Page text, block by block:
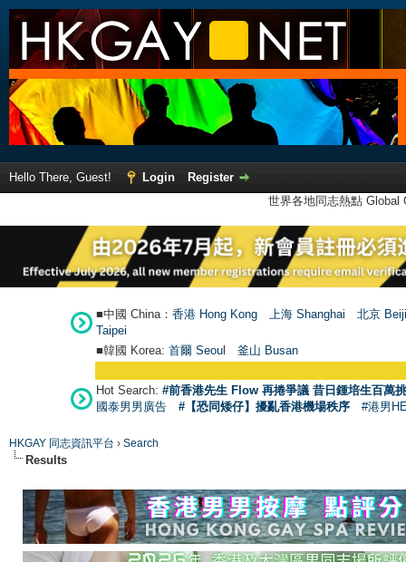
Hello There, Guest! Login
Register
世界各地同志熱點
■中國 China： 香港 Hong Kong 上海 Shanghai
北京
Taipei
■韓國 Korea: 首爾 Seoul 釜山 Busan
Hot Search: #前香港先生 Flow 再捲爭議 昔日鍾培生百萬
國泰男男廣告
#【恐同矮仔】擾亂香港機場秩序 #港男
HKGAY 同志資訊平台 › Search
Results